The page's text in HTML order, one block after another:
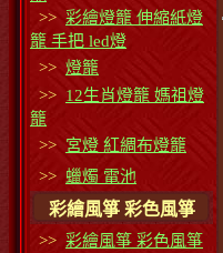
>> 彩繪燈籠 伸縮紙燈
籠 手把 led燈
>> 燈籠
>> 12生肖燈籠 媽祖燈
籠
>> 宮燈 紅綢布燈籠
>> 蠟燭 電池
彩繪風箏 彩色風箏
>> 彩繪風箏 彩色風箏